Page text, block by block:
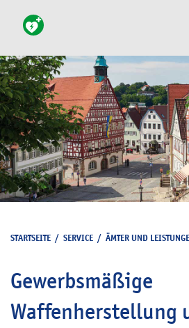
STARTSEITE / SERVICE / ÄMTER UND
Gewerbsmäßige
Waffenherstellung